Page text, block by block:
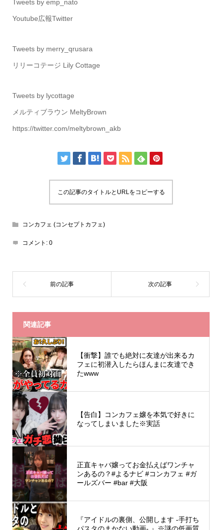
Tweets by emp_nato
Youtube広報Twitter
Tweets by merry_qrusara
リリーコテージ Lily Cottage
Tweets by lycottage
メルティブラウン MeltyBrown
https://twitter.com/meltybrown_akb
この記事のタイトルとURLをコピーする
コンカフェ (コンセプトカフェ)
コメント: 0
関連記事
【衝撃】誰でも絶対に友達が出来るカ
フェに初潜入したらほんまに友達でき
たwww
【告白】コンカフェ嬢を本気で好きに
なってしまいました※実話
正直キャバ嬢ってお金払えばワンチャ
ンあるの？#よるナビ #コンカフェ #ガ
ールズバー #bar #大阪
『アイドルの裏側、公開します -手打ち